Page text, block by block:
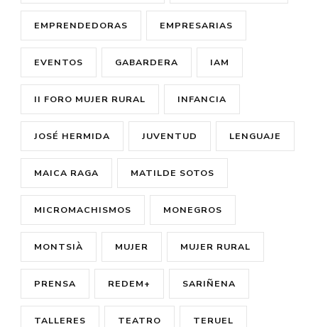
EMPRENDEDORAS EMPRESARIAS
EVENTOS GABARDERA IAM
II FORO MUJER RURAL INFANCIA
JOSÉ HERMIDA JUVENTUD LENGUAJE
MAICA RAGA MATILDE SOTOS
MICROMACHISMOS MONEGROS
MONTSIÀ MUJER MUJER RURAL
PRENSA REDEM+ SARIÑENA
TALLERES TEATRO TERUEL